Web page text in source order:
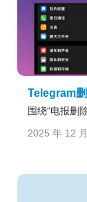
Telegram
围绕“电报删
2025 年 12